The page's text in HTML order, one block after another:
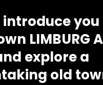
introduce
LIMBURG
explore a
old